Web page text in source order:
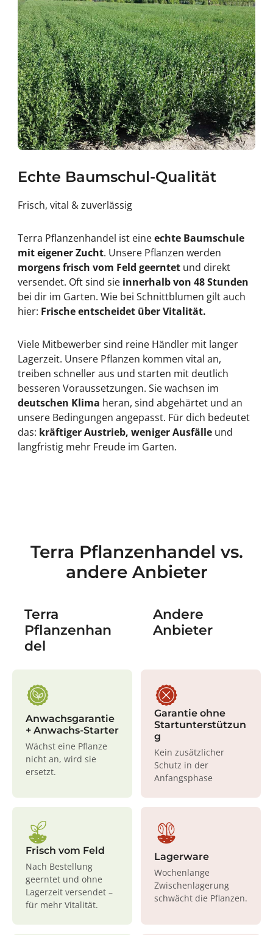
Echte Baumschul-Qualität
Frisch, vital & zuverlässig
Terra Pflanzenhandel ist eineechte Baumschule
mit eigener Zucht. Unsere Pflanzen werden
morgens frisch vom Feld geerntetund direkt
versendet. Oft sind sie innerhalb von 48 Stunden
bei dir im Garten. Wie bei Schnittblumen gilt auch
hier: Frische entscheidet über Vitalität.
Viele Mitbewerber sind reine Händler mit langer
Lagerzeit. Unsere Pflanzen kommen vital an,
treiben schneller aus und starten mit deutlich
besseren Voraussetzungen. Sie wachsen im
deutschen Klima heran, sind abgehärtet und an
unsere Bedingungen angepasst. Für dich bedeutet
das: kräftiger Austrieb, weniger Ausfälle und
langfristig mehr Freude im Garten.
Terra Pflanzenhandel vs.
andere Anbieter
Terra
Pflanzenhan
del
Andere
Anbieter
Anwachsgarantie
+ Anwachs-Starter
Wächst eine Pflanze
nicht an, wird sie
ersetzt.
Garantie ohne
Startunterstützun
g
Kein zusätzlicher
Schutz in der
Anfangsphase
Frisch vom Feld
Nach Bestellung
geerntet und ohne
Lagerzeit versendet –
für mehr Vitalität.
Lagerware
Wochenlange
Zwischenlagerung
schwächt die Pflanzen.